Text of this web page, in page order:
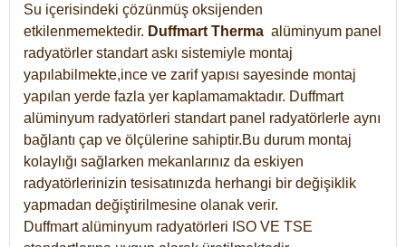
Su içerisindeki çözünmüş oksijenden
etkilenmemektedir. Duffmart Therma alüminyum panel
radyatörler standart askı sistemiyle montaj
yapılabilmekte,ince ve zarif yapısı sayesinde montaj
yapılan yerde fazla yer kaplamamaktadır. Duffmart
alüminyum radyatörleri standart panel radyatörlerle aynı
bağlantı çap ve ölçülerine sahiptir.Bu durum montaj
kolaylığı sağlarken mekanlarınız da eskiyen
radyatörlerinizin tesisatınızda herhangi bir değişiklik
yapmadan değiştirilmesine olanak verir.
Duffmart alüminyum radyatörleri ISO VE TSE